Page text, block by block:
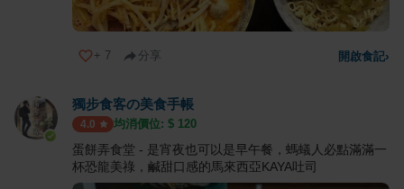
+ 7 分享 開啟食記›
獨步食客の美食手帳
4.0 均消價位: $ 120
蛋餅弄食堂 - 是宵夜也可以是早午餐，螞蟻人必點滿滿一
杯恐龍美祿，鹹甜口感的馬來西亞KAYA吐司